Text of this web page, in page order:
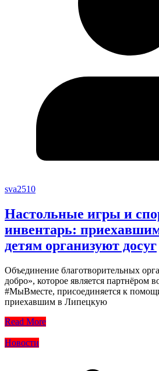
sva2510
Настольные игры и
инвентарь:
детям организуют досуг
Объединение благотворительных
добро», которое является партнёром
#МыВместе, присоединяется к
приехавшим в Липецкую
Read More
Новости